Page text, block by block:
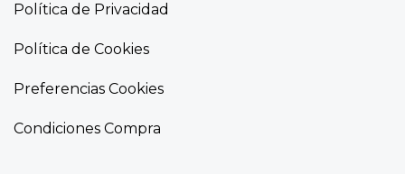
Política de Privacidad
Política de Cookies
Preferencias Cookies
Condiciones Compra